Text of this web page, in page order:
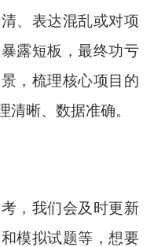
、表达混乱或对项
露短板，最终功亏
，梳理核心项目的
清晰、数据准确。
，我们会及时更新
模拟试题等，想要